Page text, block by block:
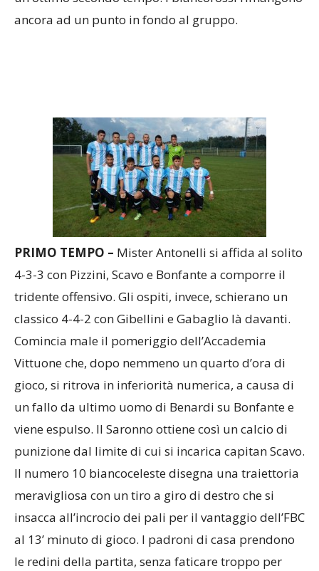
ancora ad un punto in fondo al gruppo.
PRIMO TEMPO – MisterAntonelli si affida al solito
4-3-3 con Pizzini, Scavo e Bonfante a comporre il
tridente offensivo. Gli ospiti, invece, schierano un
classico 4-4-2 con Gibellini e Gabaglio là davanti.
Comincia male il pomeriggio dell’Accademia
Vittuone che, dopo nemmeno un quarto d’ora di
gioco, si ritrova in inferiorità numerica, a causa di
un fallo da ultimo uomo di Benardi su Bonfante e
viene espulso. Il Saronno ottiene così un calcio di
punizione dal limite di cui si incarica capitan Scavo.
Il numero 10 biancoceleste disegna una traiettoria
meravigliosa con un tiro a giro di destro che si
insacca all’incrocio dei pali per il vantaggio dell’FBC
al 13’ minuto di gioco. I padroni di casa prendono
le redini della partita, senza faticare troppo per